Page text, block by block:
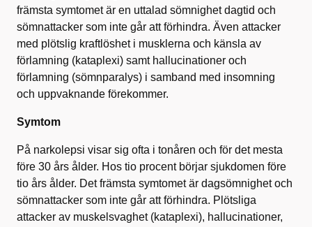
främsta symtomet är en uttalad sömnighet dagtid och
sömnattacker som inte går att förhindra. Även attacker
med plötslig kraftlöshet i musklerna och känsla av
förlamning (kataplexi) samt hallucinationer och
förlamning (sömnparalys) i samband med insomning
och uppvaknande förekommer.
Symtom
På narkolepsi visar sig ofta i tonåren och för det mesta
före 30 års ålder. Hos tio procent börjar sjukdomen före
tio års ålder. Det främsta symtomet är dagsömnighet och
sömnattacker som inte går att förhindra. Plötsliga
attacker av muskelsvaghet (kataplexi), hallucinationer,